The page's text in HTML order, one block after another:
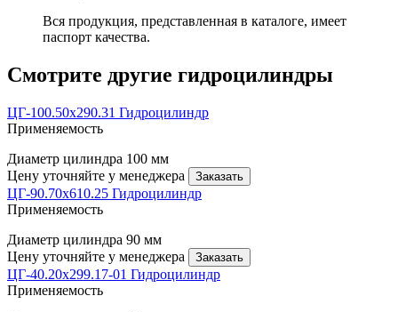
Вся продукция, представленная в каталоге, имеет
паспорт качества.
Смотрите другие гидроцилиндры
ЦГ-100.50х290.31 Гидроцилиндр
Применяемость
Диаметр цилиндра 100 мм
Цену уточняйте у менеджера
Заказать
ЦГ-90.70х610.25 Гидроцилиндр
Применяемость
Диаметр цилиндра 90 мм
Цену уточняйте у менеджера
Заказать
ЦГ-40.20х299.17-01 Гидроцилиндр
Применяемость